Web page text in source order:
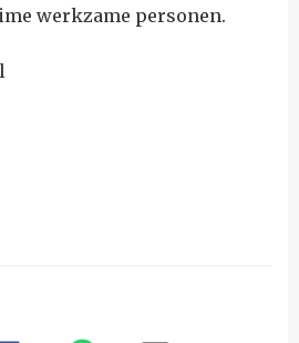
werkzame personen.